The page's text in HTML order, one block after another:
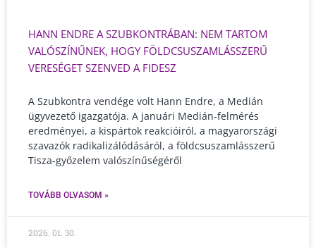
HANN ENDRE A SZUBKONTRÁBAN: NEM TARTOM
VALÓSZÍNŰNEK, HOGY FÖLDCSUSZAMLÁSSZERŰ
VERESÉGET SZENVED A FIDESZ
A Szubkontra vendége volt Hann Endre, a Medián
ügyvezető igazgatója. A januári Medián-felmérés
eredményei, a kispártok reakcióiról, a magyarországi
szavazók radikalizálódásáról, a földcsuszamlásszerű
Tisza-győzelem valószínűségéről
TOVÁBB OLVASOM »
2026. 01. 30.